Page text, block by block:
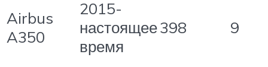
Airbus
A350
2015-
настоящее
время
398 9